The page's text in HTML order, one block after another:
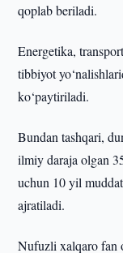
qoplab beriladi.
Energetika,
tibbiyot
ko‘paytiriladi.
Bundan tashqari,
ilmiy daraja olgan
uchun 10 yil
ajratiladi.
Nufuzli xalqaro fan